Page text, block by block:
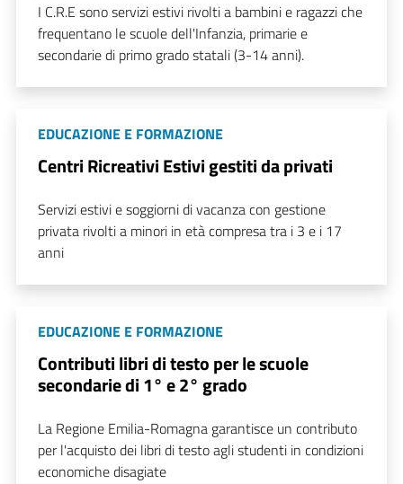
I C.R.E sono servizi estivi rivolti a bambini e ragazzi che
frequentano le scuole dell'Infanzia, primarie e
secondarie di primo grado statali (3-14 anni).
EDUCAZIONE E FORMAZIONE
Centri Ricreativi Estivi gestiti da privati
Servizi estivi e soggiorni di vacanza con gestione
privata rivolti a minori in età compresa tra i 3 e i 17
anni
EDUCAZIONE E FORMAZIONE
Contributi libri di testo per le scuole
secondarie di 1° e 2° grado
La Regione Emilia-Romagna garantisce un contributo
per l'acquisto dei libri di testo agli studenti in condizioni
economiche disagiate